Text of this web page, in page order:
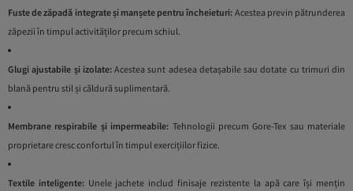
Fuste de zăpadă integrate și manșete pentru încheieturi: Acestea previn pătrunderea
zăpezii în timpul activităților precum schiul.
Glugi ajustabile și izolate:Acestea sunt adesea detașabile sau dotate cu trimuri din
blană pentru stil și căldură suplimentară.
Membrane respirabile și impermeabile: Tehnologii precum Gore-Tex sau materiale
proprietare cresc confortul în timpul exercițiilor fizice.
Textile inteligente:Unele jachete includ finisaje rezistente la apă care își mențin